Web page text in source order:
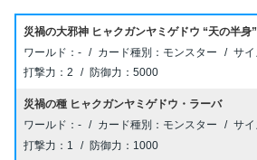
災禍の大邪神 ヒャクガンヤミゲドウ “天の半身”
-
モンスター
2
5000
災禍の種 ヒャクガンヤミゲドウ・ラーバ
-
モンスター
1
1000